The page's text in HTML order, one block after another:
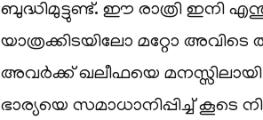
ബുദ്ധിമുട്ടുണ്ട്. ഈ രാത്രി ഇനി
യാത്രക്കിടയിലോ മറ്റോ അവിടെ
അവർക്ക് ഖലീഫയെ
ഭാര്യയെ സമാധാനിപ്പിച്ച്